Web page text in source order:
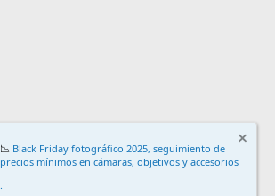
📉 Black Friday fotográfico 2025, seguimiento de
precios mínimos en cámaras, objetivos y accesorios
.